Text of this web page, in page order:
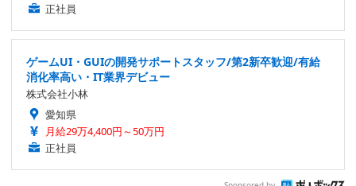
正社員
ゲームUI・GUIの開発サポートスタッフ/第2新卒歓迎/有給
消化率高い・IT業界デビュー
株式会社小林
愛知県
月給29万4,400円～50万円
正社員